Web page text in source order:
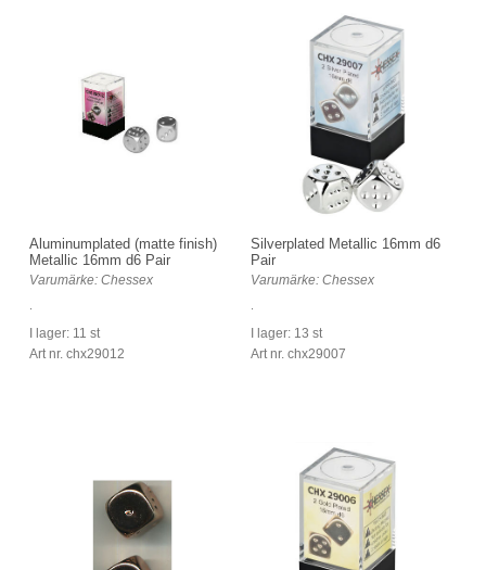
Aluminumplated (matte finish)
Metallic 16mm d6 Pair
Varumärke: Chessex
I lager: 11 st
Art nr. chx29012
Silverplated Metallic 16mm d6
Pair
Varumärke: Chessex
I lager: 13 st
Art nr. chx29007